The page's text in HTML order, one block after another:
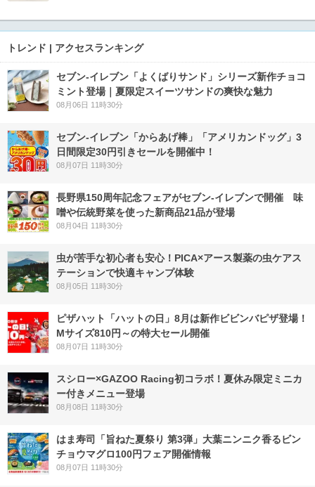
トレンド | アクセスランキング
セブン‐イレブン「よくばりサンド」シリーズ新作チョコ
ミント登場｜夏限定スイーツサンドの爽快な魅力
08月06日 11時30分
セブン‐イレブン「からあげ棒」「アメリカンドッグ」3
日間限定30円引きセールを開催中！
08月07日 11時30分
長野県150周年記念フェアがセブン-イレブンで開催 味
噌や伝統野菜を使った新商品21品が登場
08月04日 11時30分
虫が苦手な初心者も安心！PICA×アース製薬の虫ケアス
テーションで快適キャンプ体験
08月05日 11時30分
ピザハット「ハットの日」8月は新作ビビンバピザ登場！
Mサイズ810円～の特大セール開催
08月07日 11時30分
スシロー×GAZOO Racing初コラボ！夏休み限定ミニカ
ー付きメニュー登場
08月08日 11時30分
はま寿司「旨ねた夏祭り 第3弾」大葉ニンニク香るビン
チョウマグロ100円フェア開催情報
08月07日 11時30分